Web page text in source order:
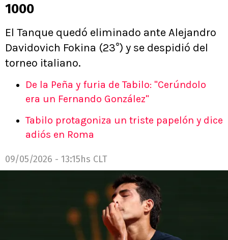
1000
El Tanque quedó eliminado ante Alejandro
Davidovich Fokina (23°) y se despidió del
torneo italiano.
De la Peña y furia de Tabilo: "Cerúndolo
era un Fernando González"
Tabilo protagoniza un triste papelón y dice
adiós en Roma
09/05/2026 - 13:15hs CLT